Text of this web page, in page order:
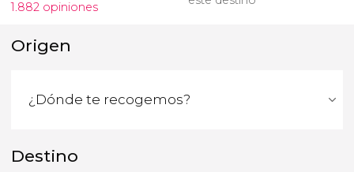
1.882 opiniones
Origen
Destino